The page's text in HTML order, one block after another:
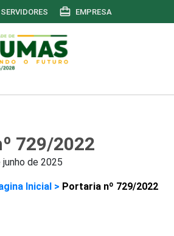
SERVIDORES card_travel EMPRESA
729/2022
junho de 2025
Inicial > Portaria nº 729/2022